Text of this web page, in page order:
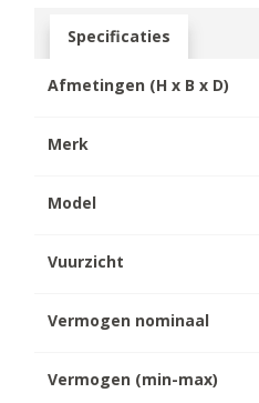
Specificaties
Afmetingen (H x B x D)
Merk
Model
Vuurzicht
Vermogen nominaal
Vermogen (min-max)